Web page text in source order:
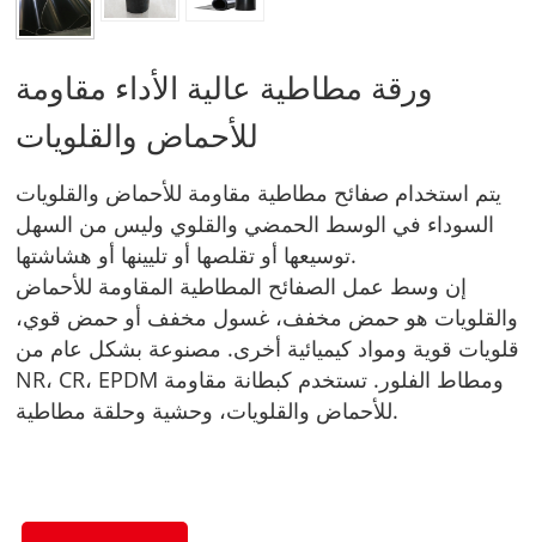
ورقة مطاطية عالية الأداء مقاومة
للأحماض والقلويات
يتم استخدام صفائح مطاطية مقاومة للأحماض والقلويات
السوداء في الوسط الحمضي والقلوي وليس من السهل
توسيعها أو تقلصها أو تليينها أو هشاشتها.
إن وسط عمل الصفائح المطاطية المقاومة للأحماض
والقلويات هو حمض مخفف، غسول مخفف أو حمض قوي،
قلويات قوية ومواد كيميائية أخرى. مصنوعة بشكل عام من
NR، CR، EPDM ومطاط الفلور. تستخدم كبطانة مقاومة
للأحماض والقلويات، وحشية وحلقة مطاطية.